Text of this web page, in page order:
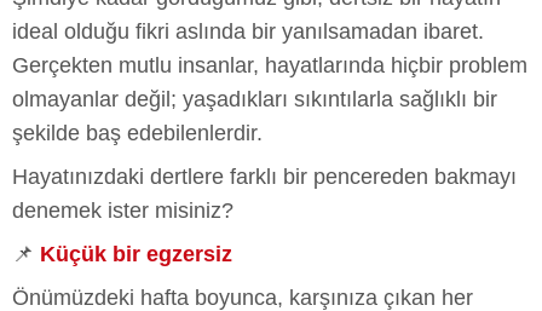
ideal olduğu fikri aslında bir yanılsamadan ibaret.
Gerçekten mutlu insanlar, hayatlarında hiçbir problem
olmayanlar değil; yaşadıkları sıkıntılarla sağlıklı bir
şekilde baş edebilenlerdir.
Hayatınızdaki dertlere farklı bir pencereden bakmayı
denemek ister misiniz?
📌 Küçük bir egzersiz
Önümüzdeki hafta boyunca, karşınıza çıkan her